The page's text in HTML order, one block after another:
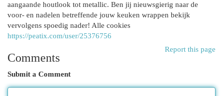
aangaande houtlook tot metallic. Ben jij nieuwsgierig naar de
voor- en nadelen betreffende jouw keuken wrappen bekijk
vervolgens spoedig nader! Alle cookies
https://peatix.com/user/25376756
Report this page
Comments
Submit a Comment